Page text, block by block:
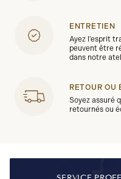
ENTRETIEN
Ayez l'esprit
peuvent être
dans notre
RETOUR OU
Soyez assuré
retournés ou